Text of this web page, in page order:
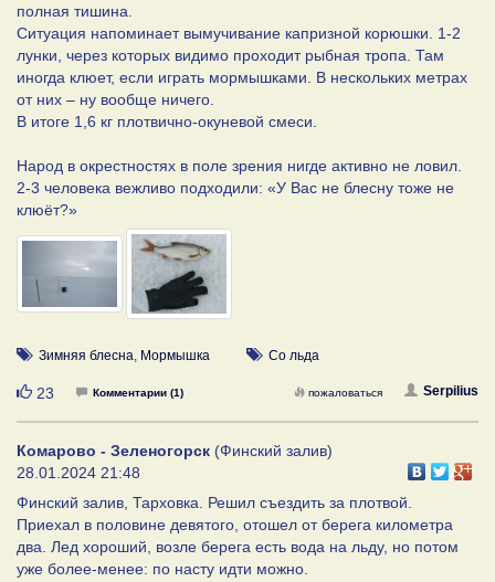
полная тишина.
Ситуация напоминает вымучивание капризной корюшки. 1-2
лунки, через которых видимо проходит рыбная тропа. Там
иногда клюет, если играть мормышками. В нескольких метрах
от них – ну вообще ничего.
В итоге 1,6 кг плотвично-окуневой смеси.
Народ в окрестностях в поле зрения нигде активно не ловил.
2-3 человека вежливо подходили: «У Вас не блесну тоже не
клюёт?»
Зимняя блесна, Мормышка Со льда
Нравится
23 Комментарии (1) Serpilius
пожаловаться
Комарово - Зеленогорск (Финский залив)
28.01.2024 21:48
Финский залив, Тарховка. Решил съездить за плотвой.
Приехал в половине девятого, отошел от берега километра
два. Лед хороший, возле берега есть вода на льду, но потом
уже более-менее: по насту идти можно.